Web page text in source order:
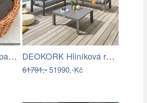
FaKOPA UBUD - papasan z ratanu… DEOKORK Hliníková rohová sestava…
61791,-51990,-Kč